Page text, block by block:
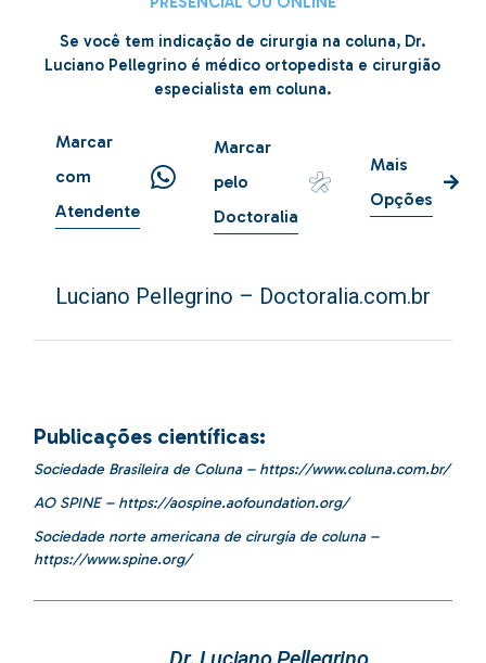
Se você tem indicação de cirurgia na coluna, Dr.
Luciano Pellegrino é médico ortopedista e cirurgião
especialista em coluna.
Marcar
com
Atendente
Marcar
pelo
Doctoralia
Mais
Opções
Luciano Pellegrino – Doctoralia.com.br
Publicações científicas:
Sociedade Brasileira de Coluna – https://www.coluna.com.br/
AO SPINE – https://aospine.aofoundation.org/
Sociedade norte americana de cirurgia de coluna –
https://www.spine.org/